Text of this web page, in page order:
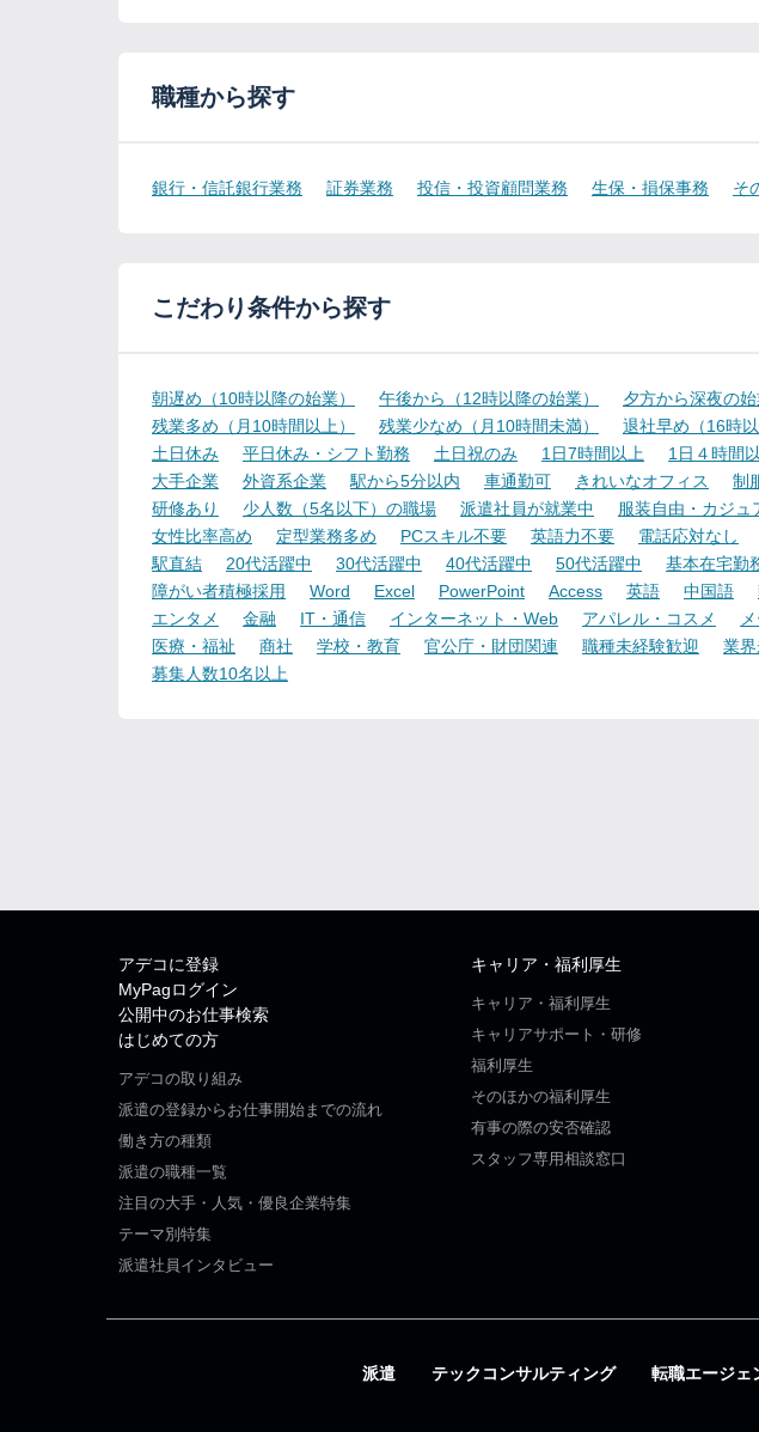
職種から探す
銀行・信託銀行業務 証券業務 投信・投資顧問業務 生保・損保事務 そ
こだわり条件から探す
朝遅め（10時以降の始業） 午後から（12時以降の始業） 夕方から深夜の
残業多め（月10時間以上）
残業少なめ（月10時間未満） 退社早め（16時以
土日休み
平日休み・シフト勤務 土日祝のみ 1日7時間以上 1日４時間
大手企業
外資系企業 駅から5分以内 車通勤可 きれいなオフィス 制
研修あり
少人数（5名以下）の職場 派遣社員が就業中 服装自由・カジュ
女性比率高め
定型業務多め PCスキル不要 英語力不要 電話応対なし
駅直結
20代活躍中 30代活躍中 40代活躍中 50代活躍中 基本在宅勤
障がい者積極採用
Word Excel PowerPoint Access 英語 中国語
エンタメ
金融 IT・通信 インターネット・Web アパレル・コスメ
医療・福祉
商社 学校・教育 官公庁・財団関連 職種未経験歓迎 業
募集人数10名以上
アデコに登録
MyPagログイン
公開中のお仕事検索
はじめての方
アデコの取り組み
派遣の登録からお仕事開始までの流れ
働き方の種類
派遣の職種一覧
注目の大手・人気・優良企業特集
テーマ別特集
派遣社員インタビュー
キャリア・福利厚生
キャリア・福利厚生
キャリアサポート・研修
福利厚生
そのほかの福利厚生
有事の際の安否確認
スタッフ専用相談窓口
派遣 テックコンサルティング 転職エージェ